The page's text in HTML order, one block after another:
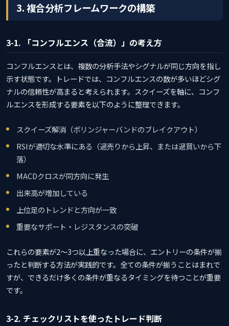
3. 複合分析フレームワークの構築
3-1. 「コンフルエンス（合流）」の考え方
コンフルエンスとは、複数の分析手法やシグナルが同じ方向を指し
示す状態です。トレードでは、コンフルエンスの数が多いほどシグ
ナルの信頼性が高まると考えられます。スクイーズを軸に、コンフ
ルエンスを形成する要素を以下のように整理できます。
スクイーズ解消（ボリンジャーバンドのブレイクアウト）
RSIが適切な水準にある（過売りから上昇、または過買いから下
落）
MACDクロスが同方向に発生
出来高が増加している
上位足のトレンドと方向が一致
重要なサポート・レジスタンスの突破
これらの要素が2〜3つ以上重なった場合に、エントリーの条件が揃
ったと判断する方法が実践的です。全ての条件が揃うことはまれで
すが、できるだけ多くの条件が重なるタイミングを待つことが重要
です。
3-2. チェックリストを使ったトレード判断